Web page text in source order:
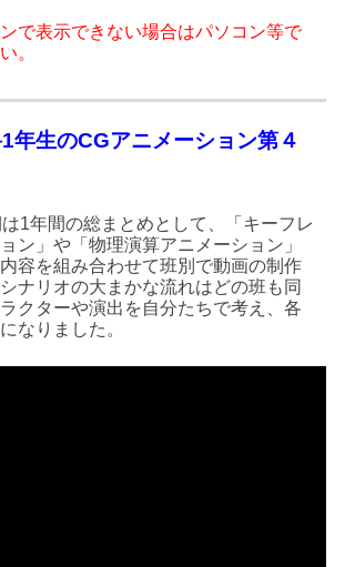
で表示できない場合はパソコン等で
。
年生のCGアニメーション第４
1年間の総まとめとして、「キーフレ
ン」や「物理演算アニメーション」
容を組み合わせて班別で動画の制作
ナリオの大まかな流れはどの班も同
クターや演出を自分たちで考え、各
なりました。